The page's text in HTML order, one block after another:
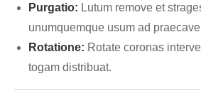
Purgatio: Lutum remove et
unumquemque usum ad
Rotatione: Rotate coronas
togam distribuat.